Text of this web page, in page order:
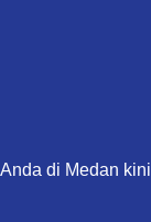
di Medan